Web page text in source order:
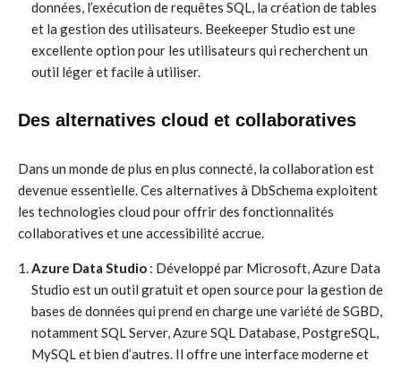
données, l’exécution de requêtes SQL, la création de tables
et la gestion des utilisateurs. Beekeeper Studio est une
excellente option pour les utilisateurs qui recherchent un
outil léger et facile à utiliser.
Des alternatives cloud et collaboratives
Dans un monde de plus en plus connecté, la collaboration est
devenue essentielle. Ces alternatives à DbSchema exploitent
les technologies cloud pour offrir des fonctionnalités
collaboratives et une accessibilité accrue.
Azure Data Studio : Développé par Microsoft, Azure Data
Studio est un outil gratuit et open source pour la gestion de
bases de données qui prend en charge une variété de SGBD,
notamment SQL Server, Azure SQL Database, PostgreSQL,
MySQL et bien d’autres. Il offre une interface moderne et